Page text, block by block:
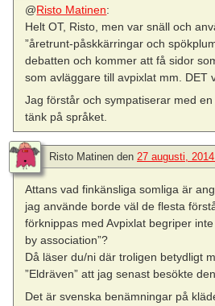
@Risto Matinen:
Helt OT, Risto, men var snäll och
”åretrunt-påskkärringar och
debatten och kommer att få sidor
som avläggare till avpixlat mm. DET
Jag förstår och sympatiserar med
tänk på språket.
Risto Matinen den 27 augusti,
Attans vad finkänsliga somliga är
jag använde borde väl de flesta
förknippas med Avpixlat begriper
by association”?
Då läser du/ni där troligen betydligt
”Eldräven” att jag senast besökte
Det är svenska benämningar på